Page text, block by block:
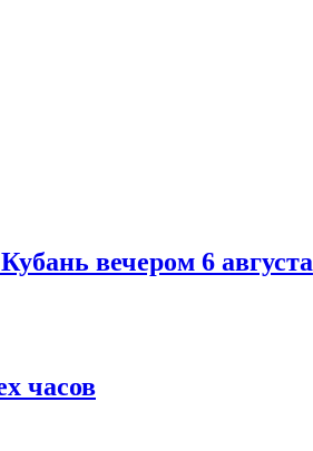
вечером 6 августа
часов